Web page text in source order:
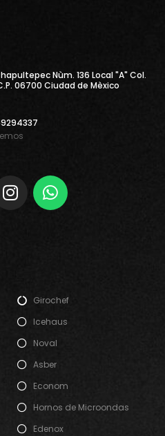
Nùm. 136 Local "A" Col.
06700 Ciudad de Mèxico
Girochef
Icehaus
Noval
Asber
Econom
Hornos de Microondas
Edenox